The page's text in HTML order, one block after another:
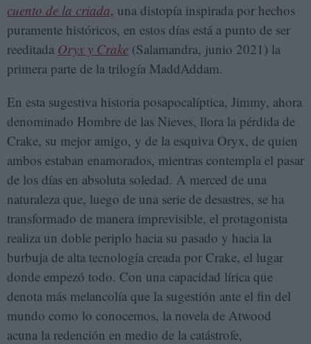
cuento de la criada, una distopía inspirada por hechos
puramente históricos, en estos días está a punto de ser
reeditada Oryx y Crake (Salamandra, junio 2021) la
primera parte de la trilogía MaddAddam.
En esta sugestiva historia posapocalíptica, Jimmy, ahora
denominado Hombre de las Nieves, llora la pérdida de
Crake, su mejor amigo, y de la esquiva Oryx, de quien
ambos estaban enamorados, mientras contempla el pasar
de los días en absoluta soledad. A merced de una
naturaleza que, luego de una serie de desastres, se ha
transformado de manera imprevisible, el protagonista
realiza un doble periplo hacia su pasado y hacia la
burbuja de alta tecnología creada por Crake, el lugar
donde empezó todo. Con una capacidad lírica que
denota más melancolía que la sugestión ante el fin del
mundo como lo conocemos, la novela de Atwood
acuna la redención en medio de la catástrofe,